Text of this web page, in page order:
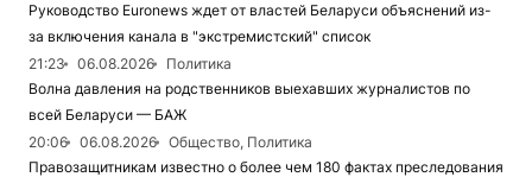
Руководство Euronews ждет от властей Беларуси объяснений из-
за включения канала в "экстремистский" список
21:23
06.08.2026
Политика
Волна давления на родственников выехавших журналистов по
всей Беларуси — БАЖ
20:06
06.08.2026
Общество, Политика
Правозащитникам известно о более чем 180 фактах преследования